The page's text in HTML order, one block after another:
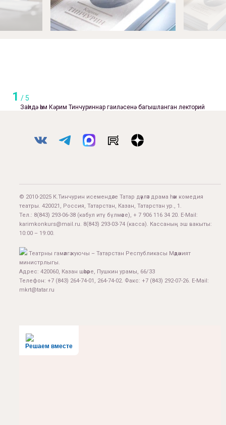
1 / 5
Заһидә һәм Кәрим Тинчуриннар гаиләсенә багышланган лекторий
© 2010-2025 К.Тинчурин исемендәге Татар дәүләт драма һәм комедия
театры. 420021, Россия, Татарстан, Казан, Татарстан ур., 1.
Тел.: 8(843) 293-06-38 (кабул итү бүлмәсе), + 7 906 116 34 20. E-Mail:
karimkonkurs@mail.ru. 8(843) 293-03-74 (касса). Кассаның эш вакыты:
10:00 – 19:00.
Театрны гамәлгә куючы – Татарстан Республикасы Мәдәният
министрлыгы.
Адрес: 420060, Казан шәһәре, Пушкин урамы, 66/33
Телефон: +7 (843) 264-74-01, 264-74-02. Факс: +7 (843) 292-07-26. E-Mail:
mkrt@tatar.ru
Решаем вместе